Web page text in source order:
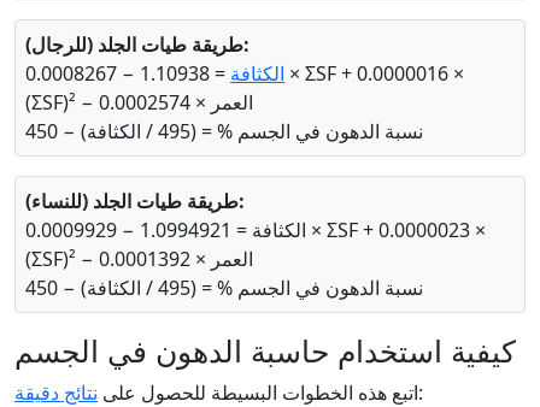
طريقة طيات الجلد (للرجال):
الكثافة
= 1.10938 − 0.0008267 × ΣSF + 0.0000016 ×
(ΣSF)² − 0.0002574 × العمر
نسبة الدهون في الجسم % = (495 / الكثافة) − 450
طريقة طيات الجلد (للنساء):
الكثافة = 1.0994921 − 0.0009929 × ΣSF + 0.0000023 ×
(ΣSF)² − 0.0001392 × العمر
نسبة الدهون في الجسم % = (495 / الكثافة) − 450
كيفية استخدام حاسبة الدهون في الجسم
اتبع هذه الخطوات البسيطة للحصول على نتائج دقيقة
: